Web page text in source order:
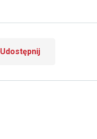
Udostępnij